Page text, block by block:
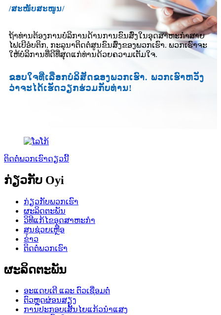
/ສະໜັບສະໜູນ/
ຖ້າທ່ານຕ້ອງການບໍລິການດ້ານການຂົນສົ່ງໃນອຸດສາຫະກໍາສາຍ
ໄຟເບີອໍບຕິກ, ກະລຸນາຕິດຕໍ່ສູນຂົນສົ່ງຂອງພວກເຮົາ. ພວກເຮົາຈະ
ໃຫ້ບໍລິການທີ່ດີທີ່ສຸດແກ່ທ່ານດ້ວຍຄວາມເຕັມໃຈ.
ຂອບໃຈທີ່ເລືອກບໍລິສັດຂອງພວກເຮົາ. ພວກເຮົາຫວັງ
ວ່າຈະໄດ້ເຮັດວຽກຮ່ວມກັບທ່ານ!
ຕິດຕໍ່ພວກເຮົາດຽວນີ້
ກ່ຽວກັບ Oyi
ກ່ຽວກັບພວກເຮົາ
ຜະລິດຕະພັນ
ວິທີແກ້ໄຂອຸດສາຫະກໍາ
ສູນຊ່ວຍເຫຼືອ
ຂ່າວ
ຕິດຕໍ່ພວກເຮົາ
ຜະລິດຕະພັນ
ອະແດບເຕີ ແລະ ຕົວເຊື່ອມຕໍ່
ຕົວຫຼຸດຜ່ອນສຽງ
ການປະກອບເສັ້ນໄຍແກ້ວນຳແສງ